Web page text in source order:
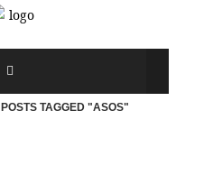
POSTS TAGGED "ASOS"